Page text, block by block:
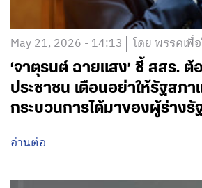
May 21, 2026 - 14:13 โดย พรรคเพื่
‘จาตุรนต์ ฉายแสง’ ชี้ สสร. ต้
ประชาชน เตือนอย่าให้รัฐสภา
กระบวนการได้มาของผู้ร่าง
อ่านต่อ